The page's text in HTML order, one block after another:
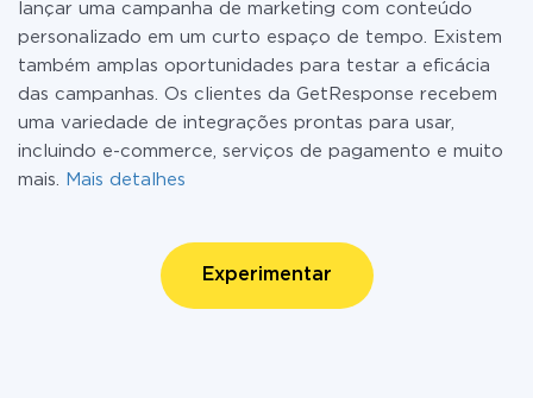
lançar uma campanha de marketing com conteúdo
personalizado em um curto espaço de tempo. Existem
também amplas oportunidades para testar a eficácia
das campanhas. Os clientes da GetResponse recebem
uma variedade de integrações prontas para usar,
incluindo e-commerce, serviços de pagamento e muito
mais.
Mais detalhes
Experimentar